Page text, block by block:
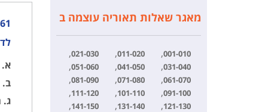
א.
ב.
ג.
מאגר שאלות תאוריה עוצמה ב
001-010
011-020
021-030
031-040
041-050
051-060
061-070
071-080
081-090
091-100
101-110
111-120
121-130
131-140
141-150